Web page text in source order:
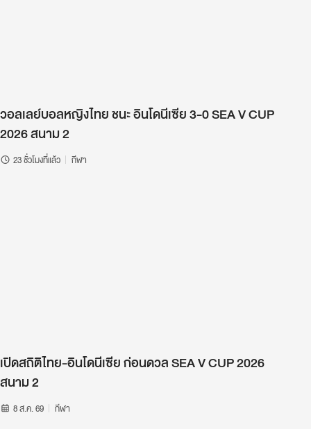
วอลเลย์บอลหญิงไทย ชนะ อินโดนีเซีย 3-0 SEA V CUP
2026 สนาม 2
23 ชั่วโมงที่แล้ว กีฬา
เปิดสถิติไทย-อินโดนีเซีย ก่อนดวล SEA V CUP 2026
สนาม 2
8 ส.ค. 69 กีฬา